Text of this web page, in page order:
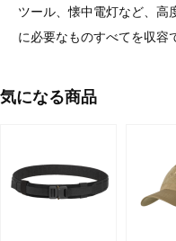
ツール、懐中電灯など、高
に必要なものすべてを収容
気になる商品